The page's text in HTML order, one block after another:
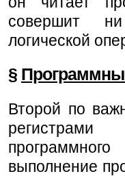
совершит
логической
§
Второй по
регистрами
выполнение